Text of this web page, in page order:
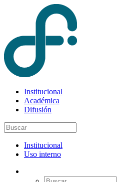
Institucional
Académica
Difusión
Institucional
Uso interno